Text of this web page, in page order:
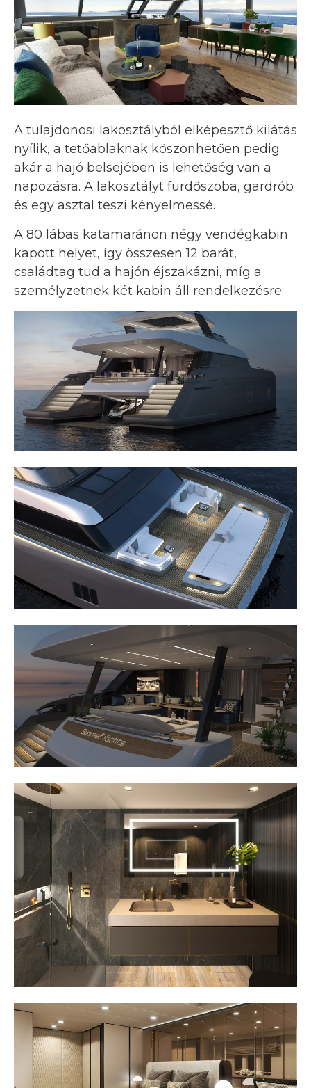
A tulajdonosi lakosztályból elképesztő kilátás
nyílik, a tetőablaknak köszönhetően pedig
akár a hajó belsejében is lehetőség van a
napozásra. A lakosztályt fürdőszoba, gardrób
és egy asztal teszi kényelmessé.
A 80 lábas katamaránon négy vendégkabin
kapott helyet, így összesen 12 barát,
családtag tud a hajón éjszakázni, míg a
személyzetnek két kabin áll rendelkezésre.